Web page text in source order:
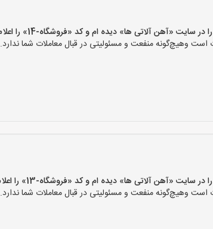
آلاتی ها» دیده ام و کد «فروشگاه-14» را اعلام کنید»
وهیچ‌گونه منفعت و مسئولیتی در قبال معاملات شما ندارد.
آلاتی ها» دیده ام و کد «فروشگاه-13» را اعلام کنید»
وهیچ‌گونه منفعت و مسئولیتی در قبال معاملات شما ندارد.